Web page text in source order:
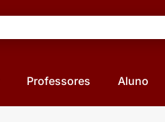
Professores Aluno